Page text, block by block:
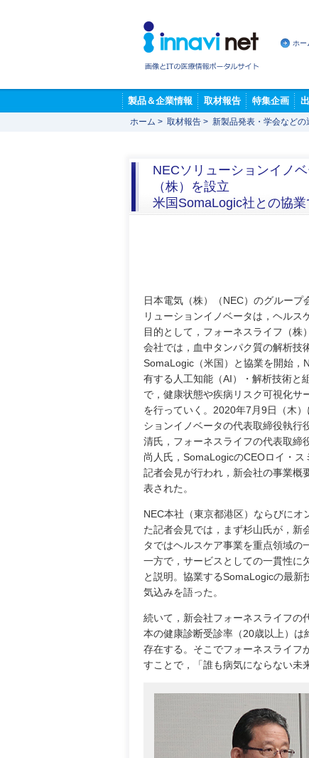
ホー
製品＆企業情報 取材報告 特集企画
ホーム > 取材報告 > 新製品発表・学会などの
NECソリューションイノ
（株）を設立
米国SomaLogic社との協
日本電気（株）（NEC）のグループ
リューションイノベータは，ヘルス
目的として，フォーネスライフ（株
会社では，血中タンパク質の解析技
SomaLogic（米国）と協業を開始，
有する人工知能（AI）・解析技術と
で，健康状態や疾病リスク可視化サ
を行っていく。2020年7月9日（木
ションイノベータの代表取締役執
清氏，フォーネスライフの代表取締
尚人氏，SomaLogicのCEOロイ・ス
記者会見が行われ，新会社の事業概
表された。
NEC本社（東京都港区）ならびにオ
た記者会見では，まず杉山氏が，新
タではヘルスケア事業を重点領域の
一方で，サービスとしての一貫性に
と説明。協業するSomaLogicの最
気込みを語った。
続いて，新会社フォーネスライフの
本の健康診断受診率（20歳以上）
存在する。そこでフォーネスライフ
すことで，「誰も病気にならない未